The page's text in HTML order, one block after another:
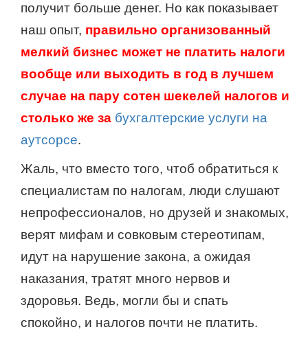
получит больше денег. Но как показывает
наш опыт, правильно организованный
мелкий бизнес может не платить налоги
вообще или выходить в год в лучшем
случае на пару сотен шекелей налогов и
столько же за бухгалтерские услуги на
аутсорсе.
Жаль, что вместо того, чтоб обратиться к
специалистам по налогам, люди слушают
непрофессионалов, но друзей и знакомых,
верят мифам и совковым стереотипам,
идут на нарушение закона, а ожидая
наказания, тратят много нервов и
здоровья. Ведь, могли бы и спать
спокойно, и налогов почти не платить.